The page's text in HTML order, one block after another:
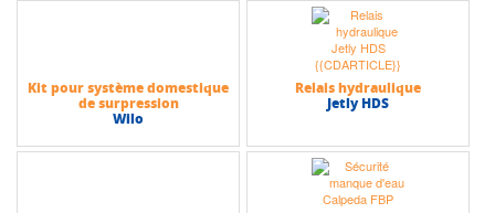
Kit pour système domestique
de surpression
Wilo
Relais hydraulique
Jetly HDS